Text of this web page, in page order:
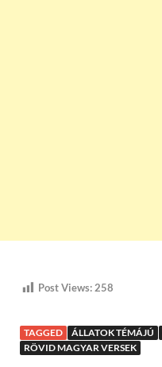
Post Views: 258
TAGGED ÁLLATOK TÉMÁJÚ
RÖVID MAGYAR VERSEK